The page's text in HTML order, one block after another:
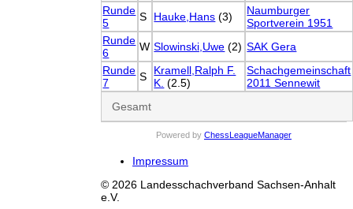
Runde
5
S Hauke,Hans (3)
Naumburger
Sportverein 1951
Runde
6
W Slowinski,Uwe (2) SAK Gera
Runde
7
S
Kramell,Ralph F.
K. (2.5)
Schachgemeinschaft
2011 Sennewit
Gesamt
Powered by ChessLeagueManager
Impressum
© 2026 Landesschachverband Sachsen-Anhalt
e.V.